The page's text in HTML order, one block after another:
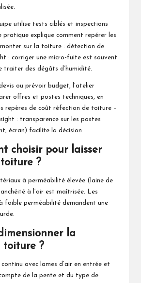
utilise tests ciblés et inspections
pratique explique comment repérer les
sur la toiture : détection de
: corriger une micro-fuite est souvent
traiter des dégâts d’humidité.
ou prévoir budget, l’atelier
offres et postes techniques, en
repères de coût réfection de toiture –
: transparence sur les postes
écran) facilite la décision.
choisir pour laisser
?
à perméabilité élevée (laine de
à l’air est maîtrisée. Les
faible perméabilité demandent une
la
?
continu avec lames d’air en entrée et
de la pente et du type de